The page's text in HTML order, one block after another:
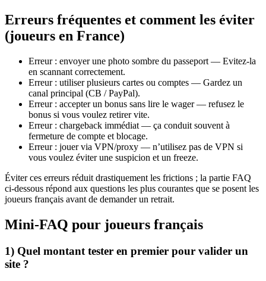
Erreurs fréquentes et comment les éviter
(joueurs en France)
Erreur : envoyer une photo sombre du passeport — Evitez‑la
en scannant correctement.
Erreur : utiliser plusieurs cartes ou comptes — Gardez un
canal principal (CB / PayPal).
Erreur : accepter un bonus sans lire le wager — refusez le
bonus si vous voulez retirer vite.
Erreur : chargeback immédiat — ça conduit souvent à
fermeture de compte et blocage.
Erreur : jouer via VPN/proxy — n’utilisez pas de VPN si
vous voulez éviter une suspicion et un freeze.
Éviter ces erreurs réduit drastiquement les frictions ; la partie FAQ
ci‑dessous répond aux questions les plus courantes que se posent les
joueurs français avant de demander un retrait.
Mini‑FAQ pour joueurs français
1) Quel montant tester en premier pour valider un
site ?